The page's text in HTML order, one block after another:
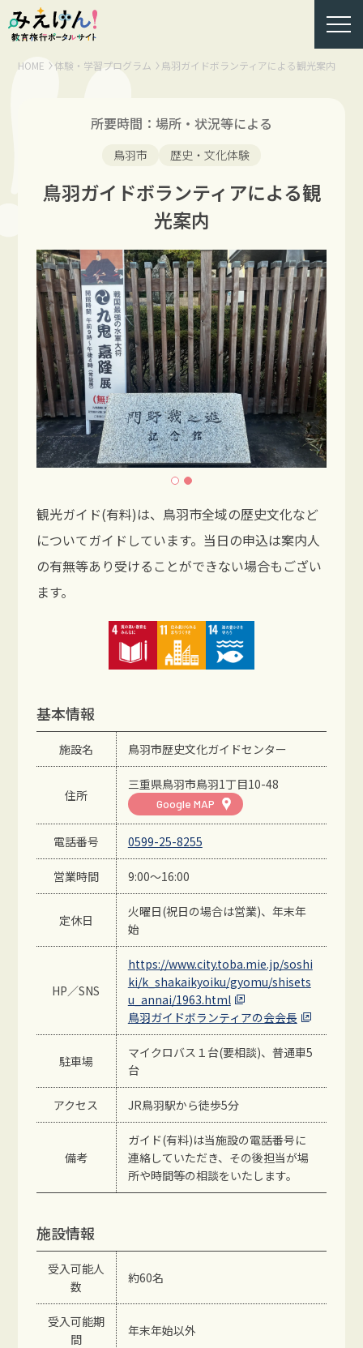
HOME 体験・学習プログラム 鳥羽ガイドボランティアによる観光案内
所要時間：場所・状況等による
鳥羽市 歴史・文化体験
鳥羽ガイドボランティアによる観
光案内
観光ガイド(有料)は、鳥羽市全域の歴史文化など
についてガイドしています。当日の申込は案内人
の有無等あり受けることができない場合もござい
ます。
基本情報
施設名 鳥羽市歴史文化ガイドセンター
住所
三重県鳥羽市鳥羽1丁目10-48
Google MAP
電話番号 0599-25-8255
営業時間 9:00～16:00
定休日
火曜日(祝日の場合は営業)、年末年
始
HP／SNS
https://www.city.toba.mie.jp/soshi
ki/k_shakaikyoiku/gyomu/shisets
u_annai/1963.html
鳥羽ガイドボランティアの会会長
駐車場
マイクロバス１台(要相談)、普通車5
台
アクセス JR鳥羽駅から徒歩5分
備考
ガイド(有料)は当施設の電話番号に
連絡していただき、その後担当が場
所や時間等の相談をいたします。
施設情報
受入可能人
数
約60名
受入可能期
間
年末年始以外